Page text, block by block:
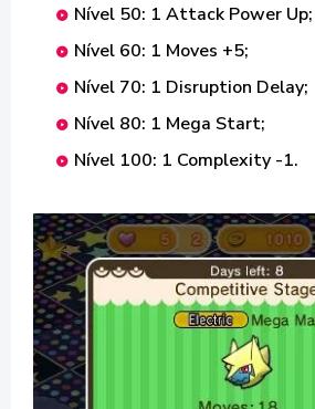
Nível 50: 1 Attack Power Up;
Nível 60: 1 Moves +5;
Nível 70: 1 Disruption Delay;
Nível 80: 1 Mega Start;
Nível 100: 1 Complexity -1.